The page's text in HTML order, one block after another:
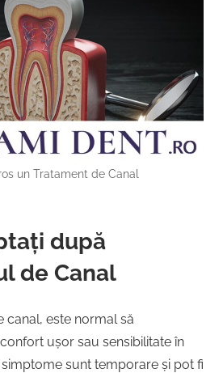
un Tratament de Canal
după
de Canal
canal, este normal să
ușor sau sensibilitate în
sunt temporare și pot fi